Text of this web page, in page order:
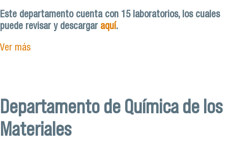
Este departamento cuenta con 15 laboratorios, los cuales
puede revisar y descargar aquí.
Ver más
Departamento de Química de los
Materiales